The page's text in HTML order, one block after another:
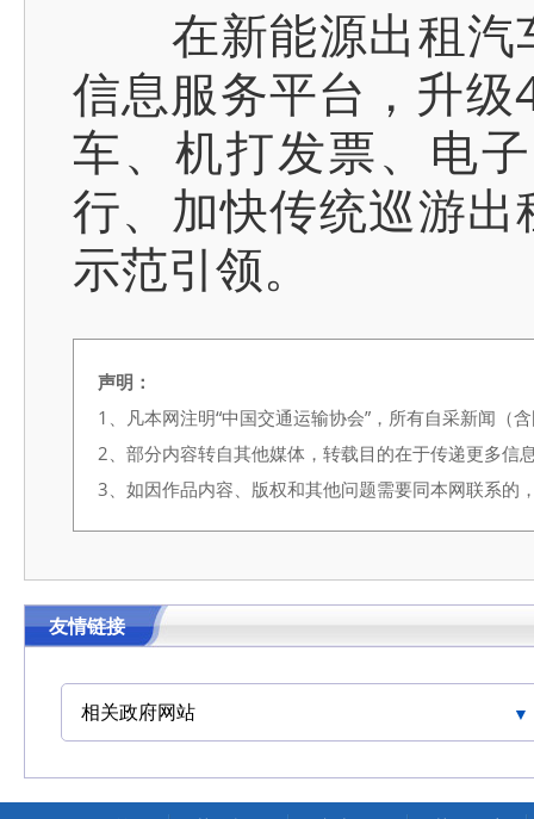
在新能源出租汽
信息服务平台，升
车、机打发票、电
行、加快传统巡游
示范引领。
声明：
1、凡本网注明“中国交通运输协会”，所有自采新闻（
2、部分内容转自其他媒体，转载目的在于传递更多信
3、如因作品内容、版权和其他问题需要同本网联系
友情链接
相关政府网站
中国交通运输协会官网